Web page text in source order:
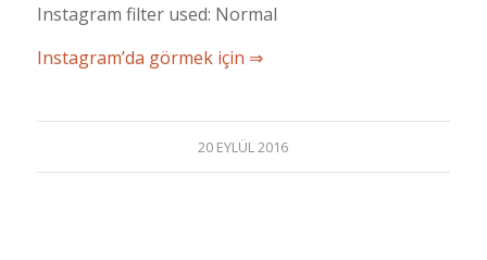
Instagram filter used: Normal
Instagram’da görmek için ⇒
20 EYLÜL 2016